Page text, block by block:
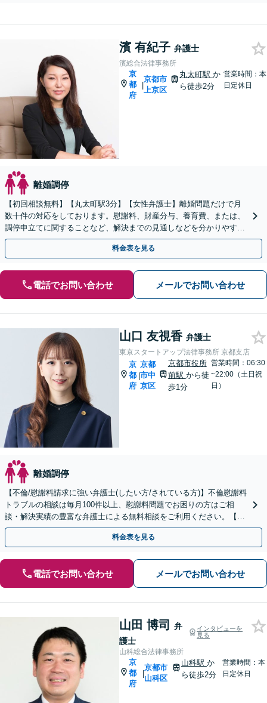
濱 有紀子 弁護士
濱総合法律事務所
京
都
府
|
京都市
上京区
丸太町駅か
ら徒歩2分
営業時間：本
日定休日
離婚調停
【初回相談無料】【丸太町駅3分】【女性弁護士】離婚問題だけで月
数十件の対応をしております。慰謝料、財産分与、養育費、または、
調停申立てに関することなど、解決までの見通しなどを分かりやすい
言葉で丁寧にご説明します【完全個室】
料金表を見る
電話でお問い合わせ メールでお問い合わせ
山口 友視香 弁護士
東京スタートアップ法律事務所 京都支店
京
都
府
|
京都
市中
京区
京都市役所
前駅 から徒
歩1分
営業時間：06:30
~22:00（土日祝
日）
離婚調停
【不倫/慰謝料請求に強い弁護士(したい方/されている方)】不倫慰謝料
トラブルの相談は毎月100件以上、慰謝料問題でお困りの方はご相
談・解決実績の豊富な弁護士による無料相談をご利用ください。【不
倫相談は初回0円】【京都府全域対応】
料金表を見る
電話でお問い合わせ メールでお問い合わせ
山田 博司
弁
護士
インタビューを
見る
山科総合法律事務所
京
都
府
|
京都市
山科区
山科駅 か
ら徒歩2分
営業時間：本
日定休日